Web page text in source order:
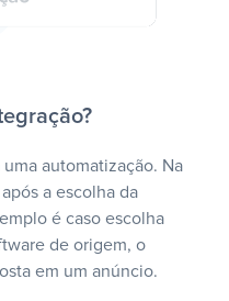
automatização. Na
a escolha da
é caso escolha
de origem, o
em um anúncio.